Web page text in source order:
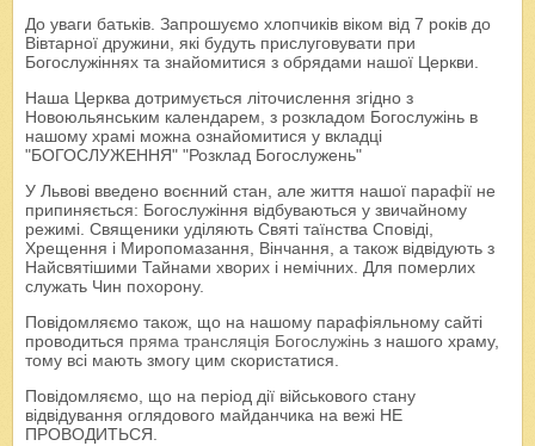
До уваги батьків. Запрошуємо хлопчиків віком від 7 років до
Вівтарної дружини, які будуть прислуговувати при
Богослужіннях та знайомитися з обрядами нашої Церкви.
Наша Церква дотримується літочислення згідно з
Новоюльянським календарем, з розкладом Богослужінь в
нашому храмі можна ознайомитися у вкладці
"БОГОСЛУЖЕННЯ" "Розклад Богослужень"
У Львові введено воєнний стан, але життя нашої парафії не
припиняється: Богослужіння відбуваються у звичайному
режимі. Священики уділяють Святі таїнства Сповіді,
Хрещення і Миропомазання, Вінчання, а також відвідують з
Найсвятішими Тайнами хворих і немічних. Для померлих
служать Чин похорону.
Повідомляємо також, що на нашому парафіяльному сайті
проводиться пряма трансляція Богослужінь з нашого храму,
тому всі мають змогу цим скористатися.
Повідомляємо, що на період дії військового стану
відвідування оглядового майданчика на вежі НЕ
ПРОВОДИТЬСЯ.